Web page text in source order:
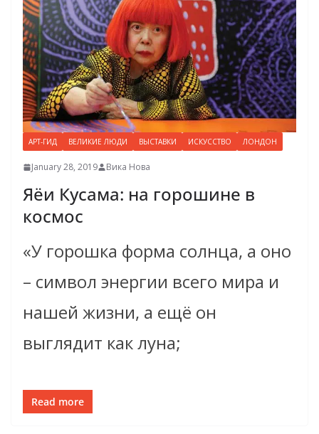
АРТ-ГИД ВЕЛИКИЕ ЛЮДИ ВЫСТАВКИ ИСКУССТВО ЛОНДОН
January 28, 2019 Вика Нова
Яёи Кусама: на горошине в
космос
«У горошка форма солнца, а оно
– символ энергии всего мира и
нашей жизни, а ещё он
выглядит как луна;
Read more